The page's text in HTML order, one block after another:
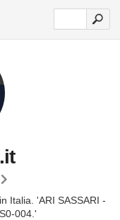
Italia. 'ARI SASSARI -
004.'